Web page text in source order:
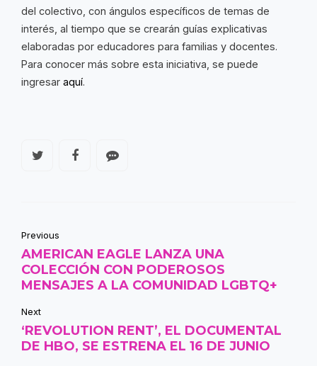
del colectivo, con ángulos específicos de temas de
interés, al tiempo que se crearán guías explicativas
elaboradas por educadores para familias y docentes.
Para conocer más sobre esta iniciativa, se puede
ingresar aquí.
Previous
AMERICAN EAGLE LANZA UNA
COLECCIÓN CON PODEROSOS
MENSAJES A LA COMUNIDAD LGBTQ+
Next
‘REVOLUTION RENT’, EL DOCUMENTAL
DE HBO, SE ESTRENA EL 16 DE JUNIO